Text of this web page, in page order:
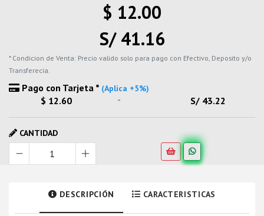
$ 12.00
S/ 41.16
* Condicion de Venta: Precio valido solo para pago con Efectivo, Deposito y/o
Transferecia.
Pago con Tarjeta * (Aplica +5%)
$ 12.60 - S/ 43.22
CANTIDAD
DESCRIPCIÓN CARACTERISTICAS